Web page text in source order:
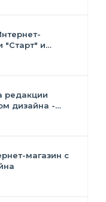
"Старт" и
редакции
дизайна -
магазин с